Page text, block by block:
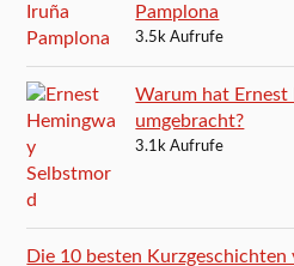
Pamplona
3.5k Aufrufe
Warum hat Ernest
umgebracht?
3.1k Aufrufe
Die 10 besten